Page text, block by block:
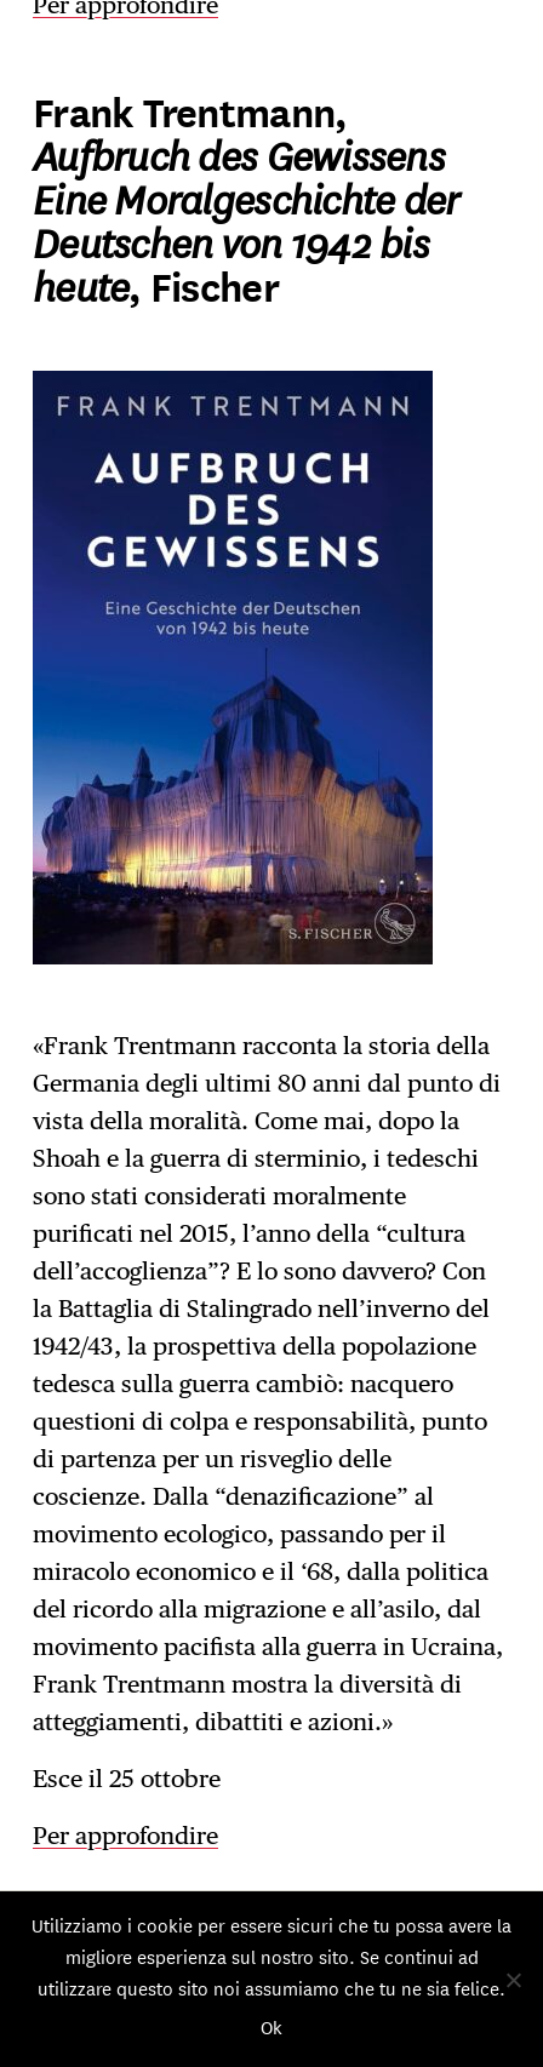
Frank Trentmann,
Aufbruch des Gewissens
Eine Moralgeschichte der
Deutschen von 1942 bis
heute, Fischer
«Frank Trentmann racconta la storia della
Germania degli ultimi 80 anni dal punto di
vista della moralità. Come mai, dopo la
Shoah e la guerra di sterminio, i tedeschi
sono stati considerati moralmente
purificati nel 2015, l’anno della “cultura
dell’accoglienza”? E lo sono davvero? Con
la Battaglia di Stalingrado nell’inverno del
1942/43, la prospettiva della popolazione
tedesca sulla guerra cambiò: nacquero
questioni di colpa e responsabilità, punto
di partenza per un risveglio delle
coscienze. Dalla “denazificazione” al
movimento ecologico, passando per il
miracolo economico e il ‘68, dalla politica
del ricordo alla migrazione e all’asilo, dal
movimento pacifista alla guerra in Ucraina,
Frank Trentmann mostra la diversità di
atteggiamenti, dibattiti e azioni.»
Esce il 25 ottobre
Per approfondire
Dinah Ribard,Le Menuisier
de Nevers. Poésie ouvrière,
fait littéraire et classes
Utilizziamo i cookie per essere sicuri che tu possa avere la
migliore esperienza sul nostro sito. Se continui ad
utilizzare questo sito noi assumiamo che tu ne sia felice.
Ok